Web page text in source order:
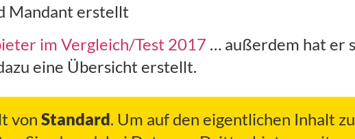
Mandant erstellt
im Vergleich/Test 2017 … außerdem hat er
eine Übersicht erstellt.
von Standard. Um auf den eigentlichen Inhalt